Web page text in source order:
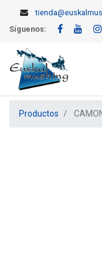
Síguenos:
Productos